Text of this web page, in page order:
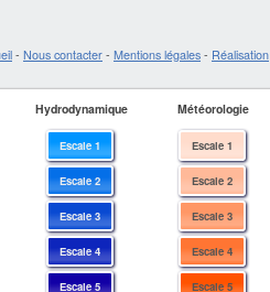
Hydrodynamique
Escale 1
Escale 2
Escale 3
Escale 4
Escale 5
Météorologie
Escale 1
Escale 2
Escale 3
Escale 4
Escale 5
- Nous contacter - Mentions légales - Réalisation